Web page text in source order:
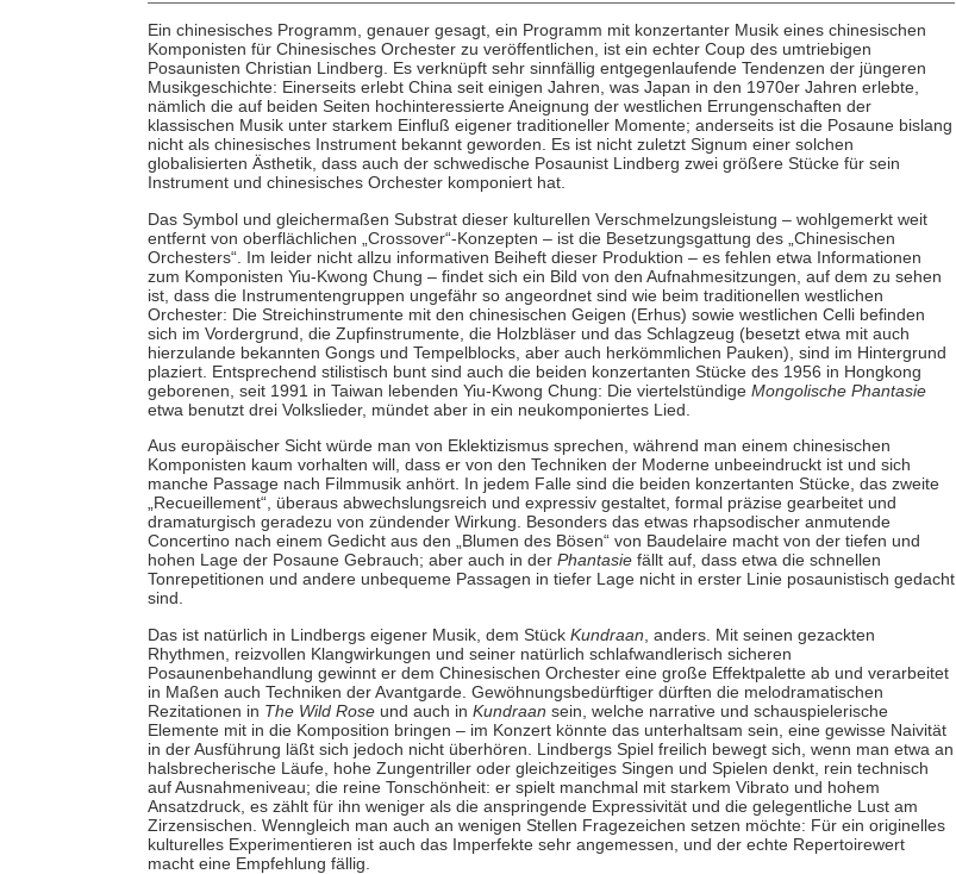
Ein chinesisches Programm, genauer gesagt, ein Programm mit konzertanter Musik eines chinesischen
Komponisten für Chinesisches Orchester zu veröffentlichen, ist ein echter Coup des umtriebigen
Posaunisten Christian Lindberg. Es verknüpft sehr sinnfällig entgegenlaufende Tendenzen der jüngeren
Musikgeschichte: Einerseits erlebt China seit einigen Jahren, was Japan in den 1970er Jahren erlebte,
nämlich die auf beiden Seiten hochinteressierte Aneignung der westlichen Errungenschaften der
klassischen Musik unter starkem Einfluß eigener traditioneller Momente; anderseits ist die Posaune bislang
nicht als chinesisches Instrument bekannt geworden. Es ist nicht zuletzt Signum einer solchen
globalisierten Ästhetik, dass auch der schwedische Posaunist Lindberg zwei größere Stücke für sein
Instrument und chinesisches Orchester komponiert hat.
Das Symbol und gleichermaßen Substrat dieser kulturellen Verschmelzungsleistung – wohlgemerkt weit
entfernt von oberflächlichen „Crossover“-Konzepten – ist die Besetzungsgattung des „Chinesischen
Orchesters“. Im leider nicht allzu informativen Beiheft dieser Produktion – es fehlen etwa Informationen
zum Komponisten Yiu-Kwong Chung – findet sich ein Bild von den Aufnahmesitzungen, auf dem zu sehen
ist, dass die Instrumentengruppen ungefähr so angeordnet sind wie beim traditionellen westlichen
Orchester: Die Streichinstrumente mit den chinesischen Geigen (Erhus) sowie westlichen Celli befinden
sich im Vordergrund, die Zupfinstrumente, die Holzbläser und das Schlagzeug (besetzt etwa mit auch
hierzulande bekannten Gongs und Tempelblocks, aber auch herkömmlichen Pauken), sind im Hintergrund
plaziert. Entsprechend stilistisch bunt sind auch die beiden konzertanten Stücke des 1956 in Hongkong
geborenen, seit 1991 in Taiwan lebenden Yiu-Kwong Chung: Die viertelstündige Mongolische Phantasie
etwa benutzt drei Volkslieder, mündet aber in ein neukomponiertes Lied.
Aus europäischer Sicht würde man von Eklektizismus sprechen, während man einem chinesischen
Komponisten kaum vorhalten will, dass er von den Techniken der Moderne unbeeindruckt ist und sich
manche Passage nach Filmmusik anhört. In jedem Falle sind die beiden konzertanten Stücke, das zweite
„Recueillement“, überaus abwechslungsreich und expressiv gestaltet, formal präzise gearbeitet und
dramaturgisch geradezu von zündender Wirkung. Besonders das etwas rhapsodischer anmutende
Concertino nach einem Gedicht aus den „Blumen des Bösen“ von Baudelaire macht von der tiefen und
hohen Lage der Posaune Gebrauch; aber auch in der Phantasie fällt auf, dass etwa die schnellen
Tonrepetitionen und andere unbequeme Passagen in tiefer Lage nicht in erster Linie posaunistisch gedacht
sind.
Das ist natürlich in Lindbergs eigener Musik, dem Stück Kundraan , anders. Mit seinen gezackten
Rhythmen, reizvollen Klangwirkungen und seiner natürlich schlafwandlerisch sicheren
Posaunenbehandlung gewinnt er dem Chinesischen Orchester eine große Effektpalette ab und verarbeitet
in Maßen auch Techniken der Avantgarde. Gewöhnungsbedürftiger dürften die melodramatischen
Rezitationen in The Wild Roseund auch in Kundraan sein, welche narrative und schauspielerische
Elemente mit in die Komposition bringen – im Konzert könnte das unterhaltsam sein, eine gewisse Naivität
in der Ausführung läßt sich jedoch nicht überhören. Lindbergs Spiel freilich bewegt sich, wenn man etwa an
halsbrecherische Läufe, hohe Zungentriller oder gleichzeitiges Singen und Spielen denkt, rein technisch
auf Ausnahmeniveau; die reine Tonschönheit: er spielt manchmal mit starkem Vibrato und hohem
Ansatzdruck, es zählt für ihn weniger als die anspringende Expressivität und die gelegentliche Lust am
Zirzensischen. Wenngleich man auch an wenigen Stellen Fragezeichen setzen möchte: Für ein originelles
kulturelles Experimentieren ist auch das Imperfekte sehr angemessen, und der echte Repertoirewert
macht eine Empfehlung fällig.